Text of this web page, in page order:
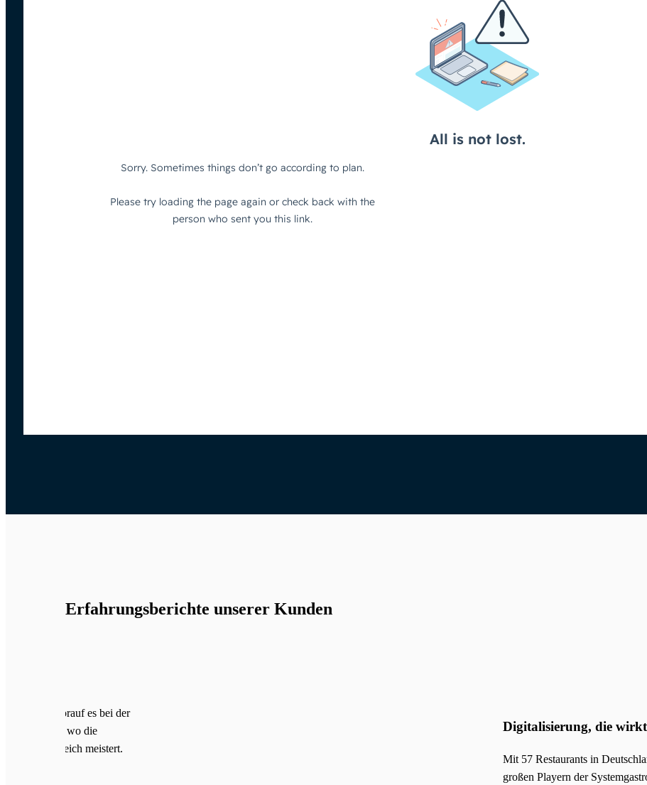
Erfahrungsberichte unserer Kunden
großen Playern der Systemgastronomie. Markus Kress hat uns